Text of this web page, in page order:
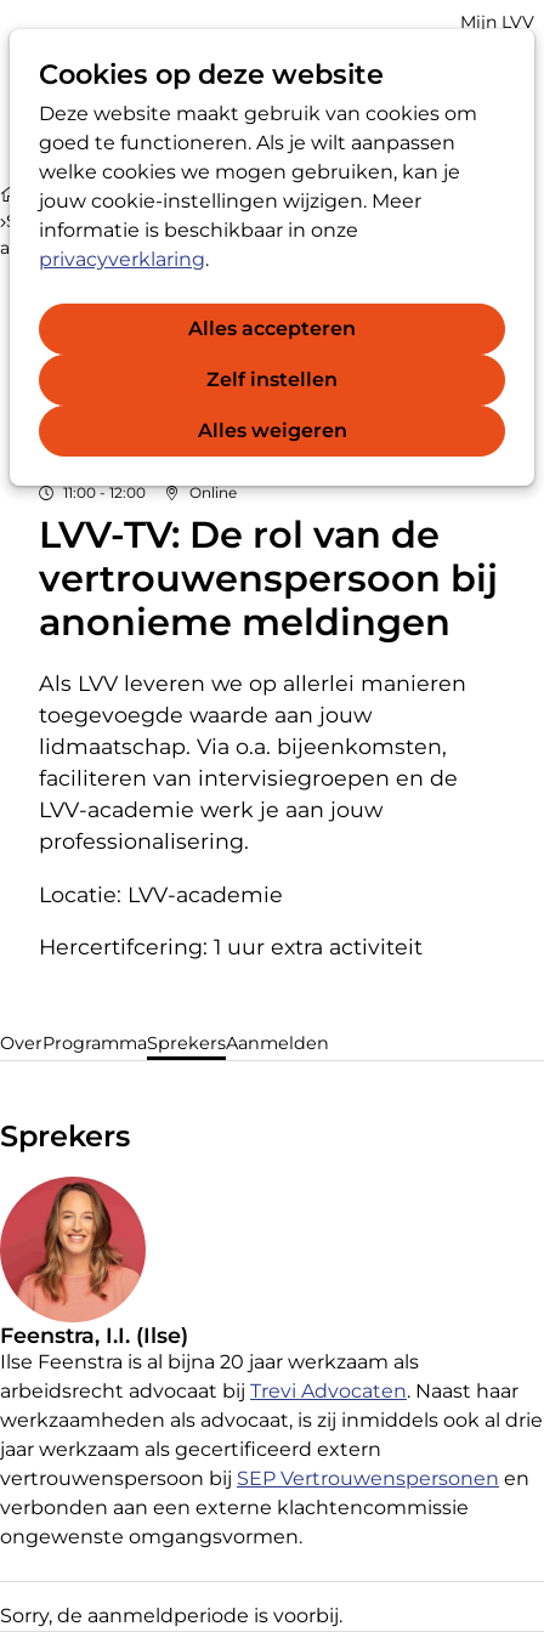
Cookies op deze website
Deze website maakt gebruik van cookies om
goed te functioneren. Als je wilt aanpassen
welke cookies we mogen gebruiken, kan je
jouw cookie-instellingen wijzigen. Meer
informatie is beschikbaar in onze
privacyverklaring.
Alles accepteren
Zelf instellen
Alles weigeren
Zoek
Account
Mijn LVV
Agenda
Sprekers bij LVV-TV: De rol van de vertrouwenspersoon bij
anonieme meldingen
11:00 - 12:00 Online
LVV-TV: De rol van de
vertrouwenspersoon bij
anonieme meldingen
Als LVV leveren we op allerlei manieren
toegevoegde waarde aan jouw
lidmaatschap. Via o.a. bijeenkomsten,
faciliteren van intervisiegroepen en de
LVV-academie werk je aan jouw
professionalisering.
Locatie: LVV-academie
Hercertifcering: 1 uur extra activiteit
OverProgrammaSprekersAanmelden
Sprekers
Feenstra, I.I. (Ilse)
Ilse Feenstra is al bijna 20 jaar werkzaam als
arbeidsrecht advocaat bij Trevi Advocaten. Naast haar
werkzaamheden als advocaat, is zij inmiddels ook al drie
jaar werkzaam als gecertificeerd extern
vertrouwenspersoon bij SEP Vertrouwenspersonen en
verbonden aan een externe klachtencommissie
ongewenste omgangsvormen.
Aanmelden
Sorry, de aanmeldperiode is voorbij.